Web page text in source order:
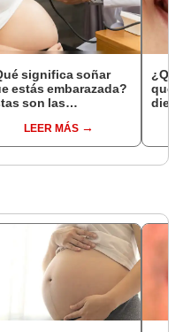
significa soñar
estás embarazada?
son las
LEER MÁS
que